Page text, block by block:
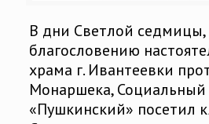
В дни Светлой седмицы,
благословению
храма г. Ивантеевки
Монаршека, Социальный
«Пушкинский» посетил